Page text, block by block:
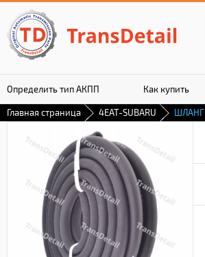
Определить тип АКПП Как купить
Гарантия
Главная страница 4EAT-SUBARU ШЛАНГ